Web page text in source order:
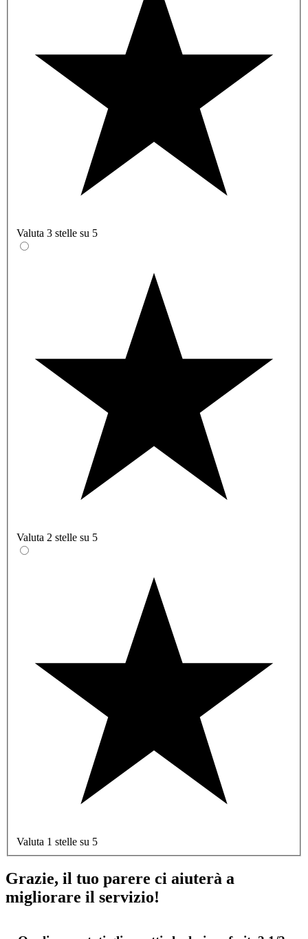
Valuta 3 stelle su 5
Valuta 2 stelle su 5
Valuta 1 stelle su 5
Grazie, il tuo parere ci aiuterà a
migliorare il servizio!